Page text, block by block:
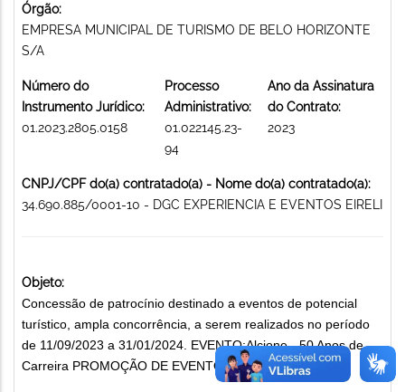
Órgão:
EMPRESA MUNICIPAL DE TURISMO DE BELO HORIZONTE
S/A
Número do
Instrumento Jurídico:
01.2023.2805.0158
Processo
Administrativo:
01.022145.23-
94
Ano da Assinatura
do Contrato:
2023
CNPJ/CPF do(a) contratado(a) - Nome do(a) contratado(a):
34.690.885/0001-10 - DGC EXPERIENCIA E EVENTOS EIRELI
Objeto:
Concessão de patrocínio destinado a eventos de potencial
turístico, ampla concorrência, a serem realizados no período
de 11/09/2023 a 31/01/2024. EVENTO:Alcione - 50 Anos de
Carreira PROMOÇÃO DE EVENTOS